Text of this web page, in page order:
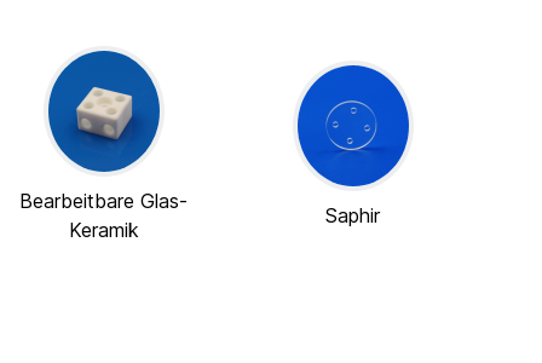
Bearbeitbare Glas-
Keramik
Saphir